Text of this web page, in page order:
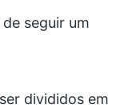
seguir um
divididos em